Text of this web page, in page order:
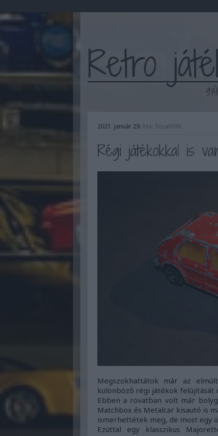
Retro
2021. január 29. írta: ToyaHSW
Régi játékokkal is
Megszokhattátok már az
különböző régi játékok
Ebben a rovatban volt már
Matchbox és Metalcar kisautó is
ismerhettétek meg, de most egy
Ezúttal egy klasszikus